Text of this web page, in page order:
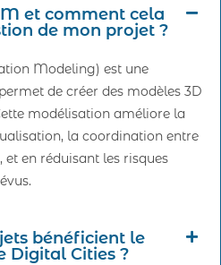
et comment cela
de mon projet ?
Modeling) est une
de créer des modèles 3D
modélisation améliore la
la coordination entre
en réduisant les risques
bénéficient le
Digital Cities ?